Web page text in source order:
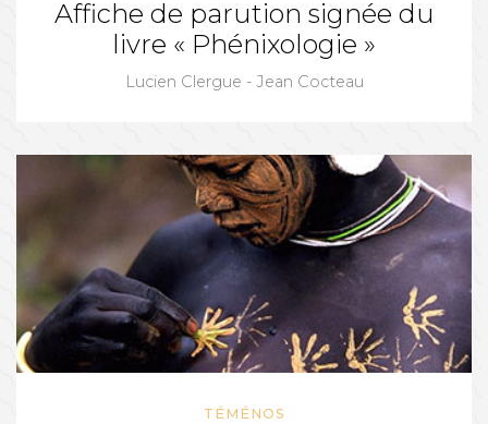
Affiche de parution signée du
livre « Phénixologie »
Lucien Clergue - Jean Cocteau
TÉMÉNOS